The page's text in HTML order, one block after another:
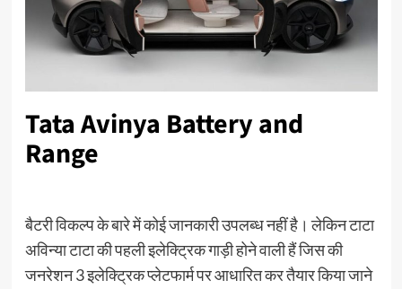
Tata Avinya Battery and
Range
बैटरी विकल्प के बारे में कोई जानकारी उपलब्ध नहीं है। लेकिन टाटा
अविन्या टाटा की पहली इलेक्ट्रिक गाड़ी होने वाली हैं जिस की
जनरेशन 3 इलेक्ट्रिक प्लेटफार्म पर आधारित कर तैयार किया जाने